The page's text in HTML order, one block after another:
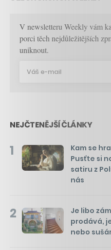
V newsletteru Weekly vám
porci těch nejdůležitějších
uniknout.
NEJČTENĚJŠÍ ČLÁNKY
1
Kam se
Pusťte si
satiru z
nás
2
Je libo
prodává,
nebo